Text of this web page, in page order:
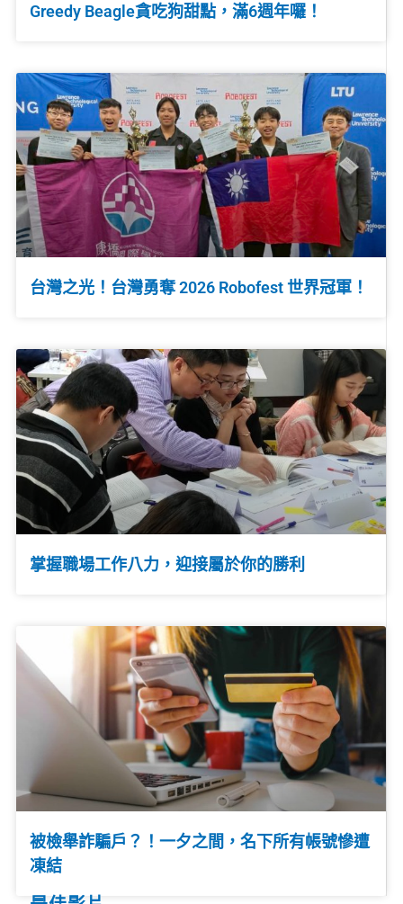
Greedy Beagle貪吃狗甜點，滿6週年囉！
台灣之光！台灣勇奪 2026 Robofest 世界冠軍！
掌握職場工作八力，迎接屬於你的勝利
被檢舉詐騙戶？！一夕之間，名下所有帳號慘遭
凍結